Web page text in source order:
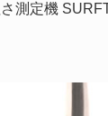
測定機